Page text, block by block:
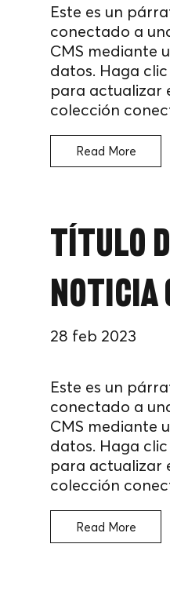
Este es un
conectado a
CMS mediante
datos. Haga
para actualizar
colección
Read More
Título
noticia
28 feb 2023
Este es un
conectado a
CMS mediante
datos. Haga
para actualizar
colección
Read More